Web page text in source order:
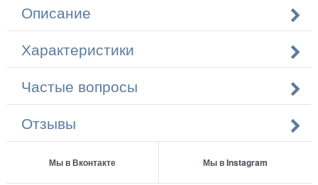
Описание
Характеристики
Частые вопросы
Отзывы
Мы в Вконтакте Мы в Instagram